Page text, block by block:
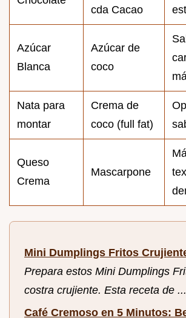
cda Cacao
Azúcar
Blanca
Azúcar de
coco
Nata para
montar
Crema de
coco (full fat)
Queso
Crema
Mascarpone
Mini Dumplings Fritos
Prepara estos Mini Dumplings
costra crujiente. Esta receta de ...
Café Cremoso en 5 Minutos: